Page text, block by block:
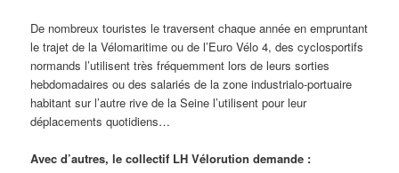
De nombreux touristes le traversent chaque année en empruntant
le trajet de la Vélomaritime ou de l’Euro Vélo 4, des cyclosportifs
normands l’utilisent très fréquemment lors de leurs sorties
hebdomadaires ou des salariés de la zone industrialo-portuaire
habitant sur l’autre rive de la Seine l’utilisent pour leur
déplacements quotidiens…
Avec d’autres, le collectif LH Vélorution demande :